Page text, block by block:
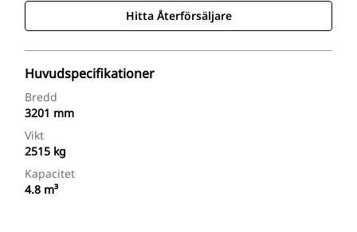
Hitta Återförsäljare
Huvudspecifikationer
Bredd
3201 mm
Vikt
2515 kg
Kapacitet
4.8 m³